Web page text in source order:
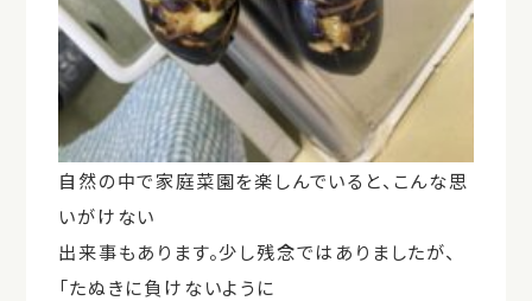
自然の中で家庭菜園を楽しんでいると、こんな思
いがけない
出来事もあります。少し残念ではありましたが、
「たぬきに負けないように